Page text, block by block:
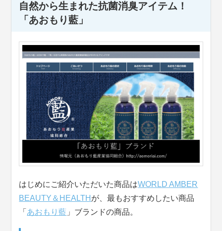
自然から生まれた抗菌消臭アイテム！
「あおもり藍」
はじめにご紹介いただいた商品はWORLD AMBER
BEAUTY＆HEALTH が、最もおすすめしたい商品
「 あおもり藍 」ブランドの商品。